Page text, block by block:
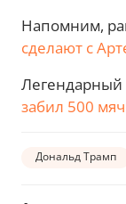
Напомним,
сделают с
Легендарный
забил 500
Дональд Трамп